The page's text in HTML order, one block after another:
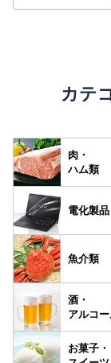
カテ
肉・
ハム類
電化製品
魚介類
酒・
アルコ
お菓子・